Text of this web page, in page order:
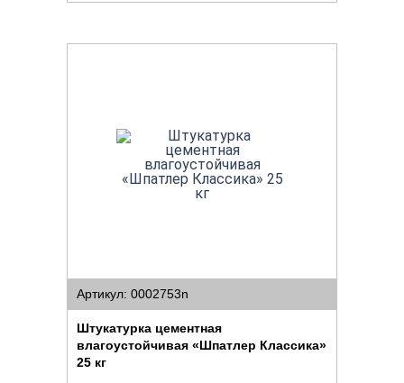
Артикул: 0002753n
Штукатурка цементная
влагоустойчивая «Шпатлер Классика»
25 кг